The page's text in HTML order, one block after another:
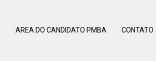
AREA DO CANDIDATO PMBA CONTATO